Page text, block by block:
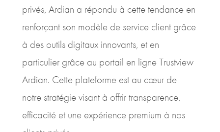
privés, Ardian a répondu à cette tendance en
renforçant son modèle de service client grâce
à des outils digitaux innovants, et en
particulier grâce au portail en ligne Trustview
Ardian. Cette plateforme est au cœur de
notre stratégie visant à offrir transparence,
efficacité et une expérience premium à nos